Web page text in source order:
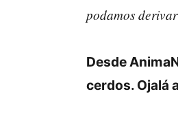
podamos
Desde
cerdos. Ojalá